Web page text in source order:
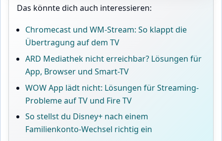
Das könnte dich auch interessieren:
Chromecast und WM-Stream: So klappt die
Übertragung auf dem TV
ARD Mediathek nicht erreichbar? Lösungen für
App, Browser und Smart-TV
WOW App lädt nicht: Lösungen für Streaming-
Probleme auf TV und Fire TV
So stellst du Disney+ nach einem
Familienkonto-Wechsel richtig ein